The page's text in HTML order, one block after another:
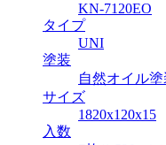
KN-7120EO
タイプ
UNI
塗装
自然オイル塗
サイズ
1820x120x15
入数